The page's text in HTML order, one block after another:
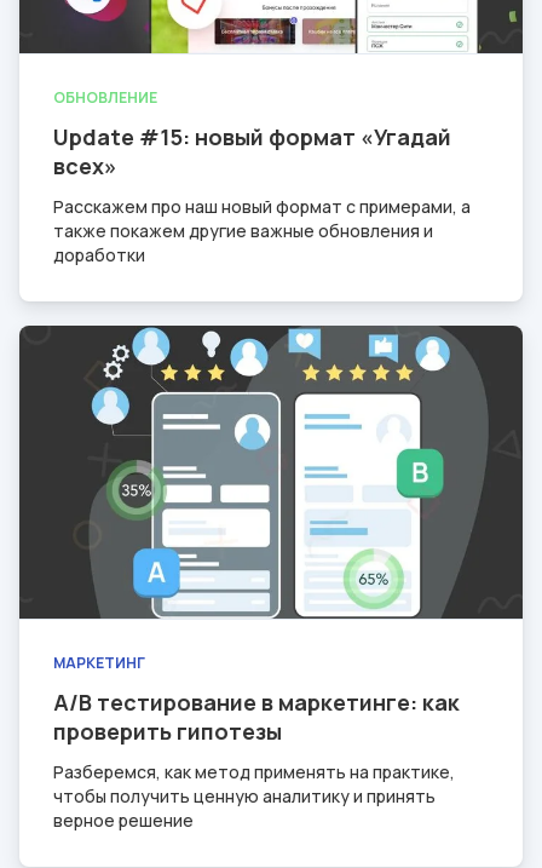
ОБНОВЛЕНИЕ
Update #15: новый формат «Угадай
всех»
Расскажем про наш новый формат с примерами, а
также покажем другие важные обновления и
доработки
МАРКЕТИНГ
A/B тестирование в маркетинге: как
проверить гипотезы
Разберемся, как метод применять на практике,
чтобы получить ценную аналитику и принять
верное решение